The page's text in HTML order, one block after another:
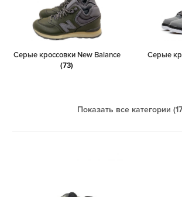
Серые кроссовки New Balance
(73)
Серые
Показать все категории